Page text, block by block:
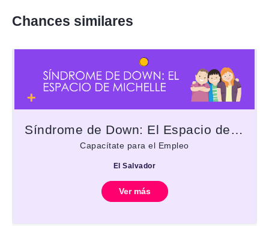
Chances similares
Síndrome de Down: El Espacio de Michelle
Capacítate para el Empleo
El Salvador
Ver más